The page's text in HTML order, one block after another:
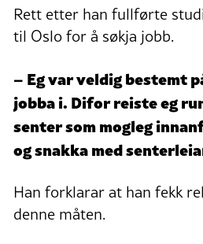
Rett etter han fullførte
til Oslo for å søkja jobb.
– Eg var veldig bestemt
jobba i. Difor reiste eg
senter som mogleg
og snakka med
Han forklarar at han fekk
denne måten.